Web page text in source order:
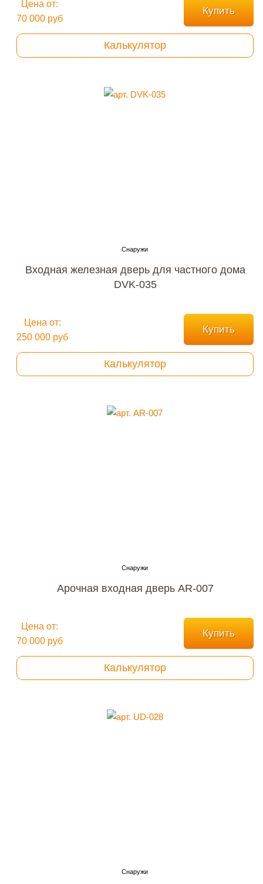
Цена от:
70 000 руб
Купить
Калькулятор
Входная железная дверь для частного дома
DVK-035
Цена от:
250 000 руб
Купить
Калькулятор
Арочная входная дверь AR-007
Цена от:
70 000 руб
Купить
Калькулятор